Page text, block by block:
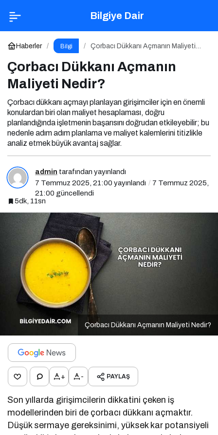
Bilgiye Dair
Haberler Bilgi
Çorbacı Dükkanı Açmanın Maliyeti
Çorbacı Dükkanı Açmanın
Maliyeti Nedir?
Çorbacı dükkanı açmayı planlayan girişimciler için en önemli
konulardan biri olan maliyet hesaplaması, doğru
planlandığında işletmenin başarısını doğrudan etkileyebilir; bu
nedenle adım adım planlama ve maliyet kalemlerini titizlikle
analiz etmek büyük avantaj sağlar.
admin tarafından yayınlandı
7 Temmuz 2025, 21:00 yayınlandı
7 Temmuz 2025,
21:00 güncellendi
5dk, 11sn
Çorbacı Dükkanı Açmanın Maliyeti Nedir?
+ - PAYLAŞ
Son yıllarda girişimcilerin dikkatini çeken iş
modellerinden biri de çorbacı dükkanı açmaktır.
Düşük sermaye gereksinimi, yüksek kar potansiyeli
Çorbacı Dükkanı Açmanın Maliyeti Nedir?